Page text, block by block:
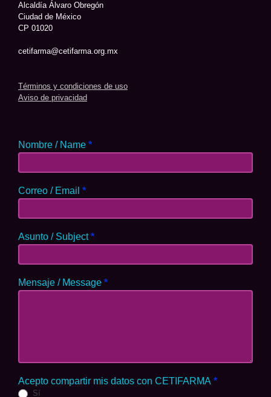
Alcaldía Álvaro Obregón
Ciudad de México
CP 01020
cetifarma@cetifarma.org.mx
Términos y condiciones de uso
Aviso de privacidad
Nombre / Name *
Correo / Email *
Asunto / Subject*
Mensaje / Message *
Acepto compartir mis datos con CETIFARMA *
Sí